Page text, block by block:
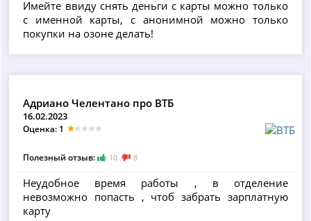
Имейте ввиду снять деньги с карты можно только
с именной карты, с анонимной можно только
покупки на озоне делать!
Адриано Челентано про ВТБ
16.02.2023
Оценка: 1
Полезный отзыв: 10 8
Неудобное время работы , в отделение
невозможно попасть , чтоб забрать зарплатную
карту